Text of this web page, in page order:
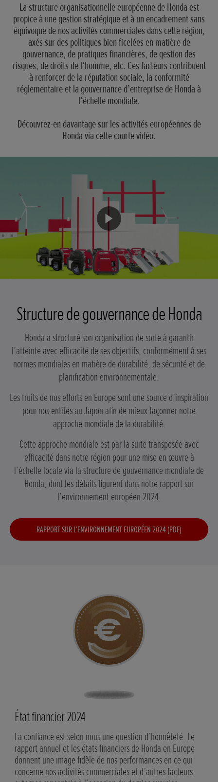
La structure organisationnelle européenne de Honda est
propice à une gestion stratégique et à un encadrement sans
équivoque de nos activités commerciales dans cette région,
axés sur des politiques bien ficelées en matière de
gouvernance, de pratiques financières, de gestion des
risques, de droits de l’homme, etc. Ces facteurs contribuent
à renforcer de la réputation sociale, la conformité
réglementaire et la gouvernance d’entreprise de Honda à
l’échelle mondiale.
Découvrez-en davantage sur les activités européennes de
Honda via cette courte vidéo.
Structure de gouvernance de Honda
Honda a structuré son organisation de sorte à garantir
l’atteinte avec efficacité de ses objectifs, conformément à ses
normes mondiales en matière de durabilité, de sécurité et de
planification environnementale.
Les fruits de nos efforts en Europe sont une source d’inspiration
pour nos entités au Japon afin de mieux façonner notre
approche mondiale de la durabilité.
Cette approche mondiale est par la suite transposée avec
efficacité dans notre région pour une mise en œuvre à
l’échelle locale via la structure de gouvernance mondiale de
Honda, dont les détails figurent dans notre rapport sur
l’environnement européen 2024.
RAPPORT SUR L’ENVIRONNEMENT EUROPÉEN 2024 (PDF)
État financier 2024
La confiance est selon nous une question d’honnêteté. Le
rapport annuel et les états financiers de Honda en Europe
donnent une image fidèle de nos performances en ce qui
concerne nos activités commerciales et d’autres facteurs